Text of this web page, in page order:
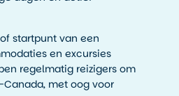
startpunt van een
en excursies
regelmatig reizigers om
met oog voor